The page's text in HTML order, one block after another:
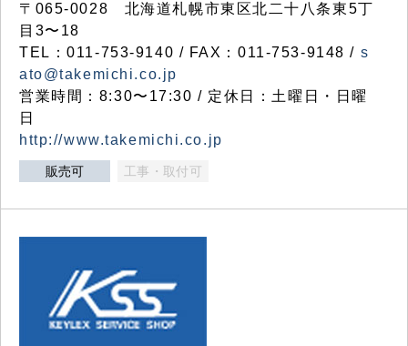
〒065-0028 北海道札幌市東区北二十八条東5丁
目3〜18
TEL：011-753-9140 / FAX：011-753-9148 / s
ato@takemichi.co.jp
営業時間：8:30〜17:30 / 定休日：土曜日・日曜
日
http://www.takemichi.co.jp
販売可 工事・取付可